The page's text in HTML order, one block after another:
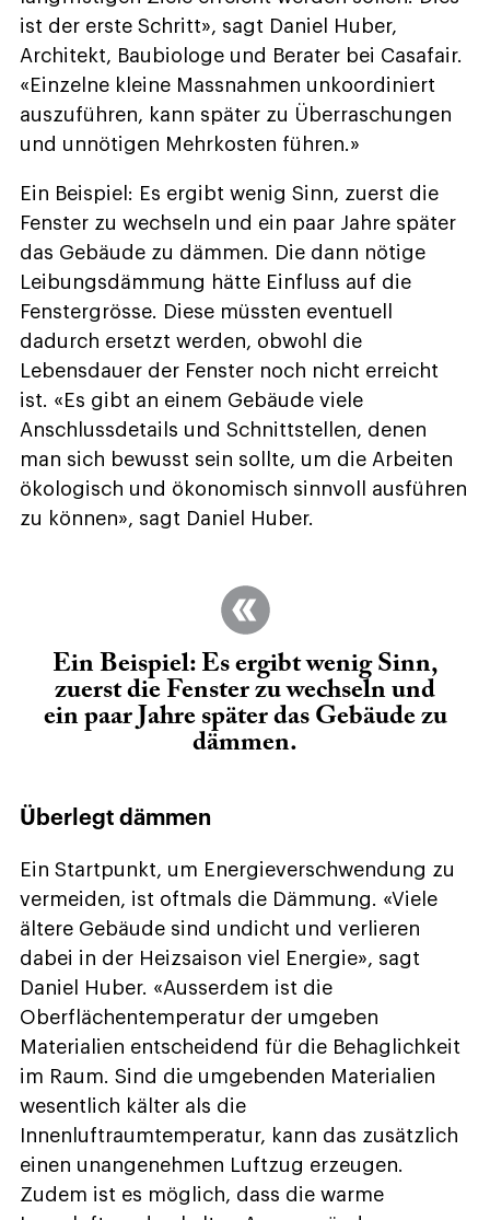
ist der erste Schritt», sagt Daniel Huber,
Architekt, Baubiologe und Berater bei Casafair.
«Einzelne kleine Massnahmen unkoordiniert
auszuführen, kann später zu Überraschungen
und unnötigen Mehrkosten führen.»
Ein Beispiel: Es ergibt wenig Sinn, zuerst die
Fenster zu wechseln und ein paar Jahre später
das Gebäude zu dämmen. Die dann nötige
Leibungsdämmung hätte Einfluss auf die
Fenstergrösse. Diese müssten eventuell
dadurch ersetzt werden, obwohl die
Lebensdauer der Fenster noch nicht erreicht
ist. «Es gibt an einem Gebäude viele
Anschlussdetails und Schnittstellen, denen
man sich bewusst sein sollte, um die Arbeiten
ökologisch und ökonomisch sinnvoll ausführen
zu können», sagt Daniel Huber.
Ein Beispiel: Es ergibt wenig Sinn,
zuerst die Fenster zu wechseln und
ein paar Jahre später das Gebäude zu
dämmen.
Überlegt dämmen
Ein Startpunkt, um Energieverschwendung zu
vermeiden, ist oftmals die Dämmung. «Viele
ältere Gebäude sind undicht und verlieren
dabei in der Heizsaison viel Energie», sagt
Daniel Huber. «Ausserdem ist die
Oberflächentemperatur der umgeben
Materialien entscheidend für die Behaglichkeit
im Raum. Sind die umgebenden Materialien
wesentlich kälter als die
Innenluftraumtemperatur, kann das zusätzlich
einen unangenehmen Luftzug erzeugen.
Zudem ist es möglich, dass die warme